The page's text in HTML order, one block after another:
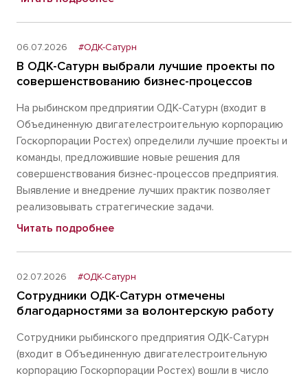
06.07.2026 #ОДК-Сатурн
В ОДК-Сатурн выбрали лучшие проекты по
совершенствованию бизнес-процессов
На рыбинском предприятии ОДК-Сатурн (входит в
Объединенную двигателестроительную корпорацию
Госкорпорации Ростех) определили лучшие проекты и
команды, предложившие новые решения для
совершенствования бизнес-процессов предприятия.
Выявление и внедрение лучших практик позволяет
реализовывать стратегические задачи.
Читать подробнее
02.07.2026 #ОДК-Сатурн
Сотрудники ОДК-Сатурн отмечены
благодарностями за волонтерскую работу
Сотрудники рыбинского предприятия ОДК-Сатурн
(входит в Объединенную двигателестроительную
корпорацию Госкорпорации Ростех) вошли в число